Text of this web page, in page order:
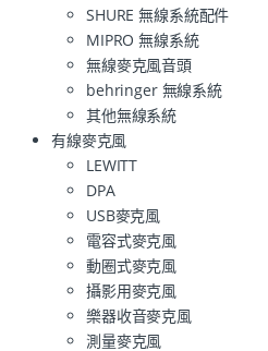
SHURE 無線系統配件
MIPRO 無線系統
無線麥克風音頭
behringer 無線系統
其他無線系統
有線麥克風
LEWITT
DPA
USB麥克風
電容式麥克風
動圈式麥克風
攝影用麥克風
樂器收音麥克風
測量麥克風